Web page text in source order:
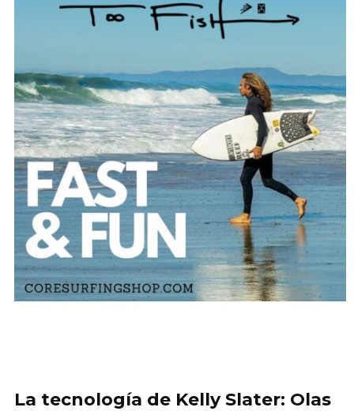
La tecnología de Kelly Slater: Olas